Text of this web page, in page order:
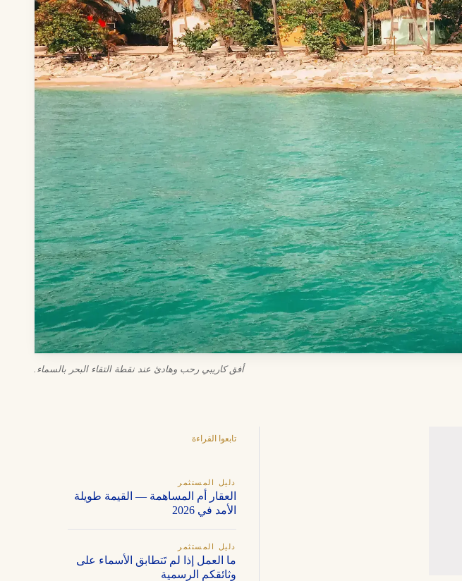
أفق كاريبي رحب وهادئ عند نقطة التقاء البحر بالسماء.
تابعوا القراءة
دليل المستثمر
العقار أم المساهمة — القيمة طويلة
الأمد في 2026
دليل المستثمر
ما العمل إذا لم تَتطابق الأسماء على
وثائقكم الرسمية